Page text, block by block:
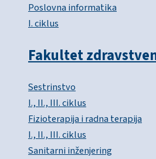
Poslovna informatika
I. ciklus
Fakultet
Sestrinstvo
I., II., III. ciklus
Fizioterapija i radna terapija
I., II., III. ciklus
Sanitarni inženjering